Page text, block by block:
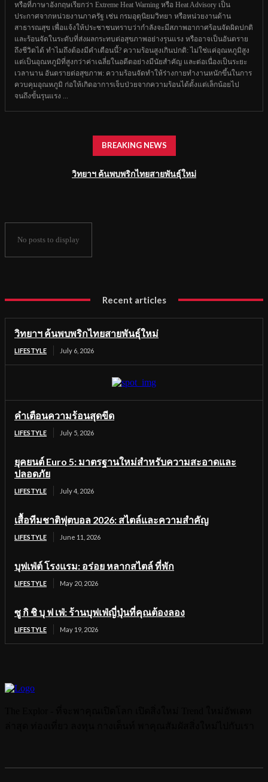
หรือที่ภาษาอังกฤษเรียกว่า Extreme Heat Warning หรือ Heat Advisory เป็น
ประกาศจากหน่วยงานภาครัฐ เช่น กรมอุตุนิยมวิทยา หรือหน่วยงานด้าน
สาธารณสุข เพื่อแจ้งให้ประชาชนทราบว่ากำลังจะมีสภาพอากาศร้อนจัดผิดปกติ
และร้อนจัดในระดับที่ส่งผลกระทบต่อสุขภาพอย่างรุนแรง หรืออาจเป็นอันตราย
ถึงชีวิตได้ ทำไมถึงต้องมีคำเตือนนี้? ความร้อนสูงเกินปกติ: ไม่ใช่แค่อุณหภูมิสูง
แต่เป็นอุณหภูมิที่สูงกว่าค่าเฉลี่ยในอดีตอย่างมีนัยสำคัญ และต่อเนื่องเป็นระยะ
เวลานาน อันตรายต่อสุขภาพ: ความร้อนจัดทำให้ร่างกายทำงานหนักขึ้นในการ
ควบคุมอุณหภูมิ ก่อให้เกิดอาการเจ็บป่วยจากความร้อนได้ตั้งแต่เล็กน้อยไป
จนถึงขั้นรุนแรง ...
BREAKING NEWS
วิทยาฯ ค้นพบพริกไทยสายพันธุ์ใหม่
No posts to display
Recent articles
วิทยาฯ ค้นพบพริกไทยสายพันธุ์ใหม่
LIFESTYLE July 6, 2026
คำเตือนความร้อนสุดขีด
LIFESTYLE July 5, 2026
ยุคยนต์ Euro 5: มาตรฐานใหม่สำหรับความสะอาดและ
ปลอดภัย
LIFESTYLE July 4, 2026
เสื้อทีมชาติฟุตบอล 2026: สไตล์และความสำคัญ
LIFESTYLE June 11, 2026
บุฟเฟ่ต์ โรงแรม: อร่อย หลากสไตล์ ที่พัก
LIFESTYLE May 20, 2026
ซู กิ ชิ บุ ฟ เฟ่: ร้านบุฟเฟ่ญี่ปุ่นที่คุณต้องลอง
LIFESTYLE May 19, 2026